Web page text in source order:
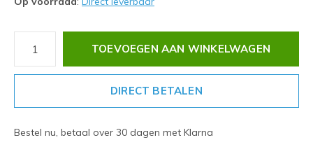
TOEVOEGEN AAN WINKELWAGEN
DIRECT BETALEN
Bestel nu, betaal over 30 dagen met Klarna